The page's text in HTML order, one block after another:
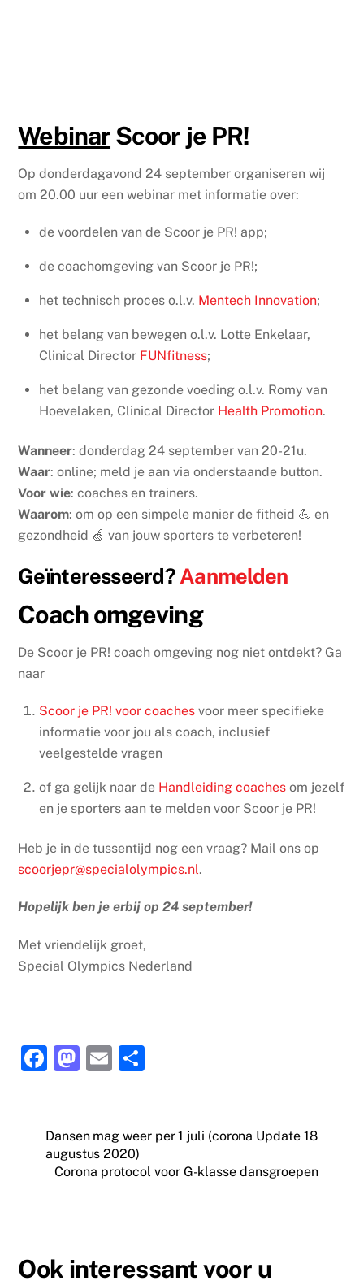
WebinarScoor je PR!
Op donderdagavond 24 september organiseren wij
om 20.00 uur een webinar met informatie over:
de voordelen van de Scoor je PR! app;
de coachomgeving van Scoor je PR!;
het technisch proces o.l.v. Mentech Innovation;
het belang van bewegen o.l.v. Lotte Enkelaar,
Clinical Director FUNfitness;
het belang van gezonde voeding o.l.v. Romy van
Hoevelaken, Clinical Director Health Promotion.
Wanneer: donderdag 24 september van 20-21u.
Waar: online; meld je aan via onderstaande button.
Voor wie: coaches en trainers.
Waarom: om op een simpele manier de fitheid 💪 en
gezondheid 🍏 van jouw sporters te verbeteren!
Geïnteresseerd? Aanmelden
Coach omgeving
De Scoor je PR! coach omgeving nog niet ontdekt? Ga
naar
Scoor je PR! voor coaches voor meer specifieke
informatie voor jou als coach, inclusief
veelgestelde vragen
of ga gelijk naar de Handleiding coaches om jezelf
en je sporters aan te melden voor Scoor je PR!
Heb je in de tussentijd nog een vraag? Mail ons op
scoorjepr@specialolympics.nl.
Hopelijk ben je erbij op 24 september!
Met vriendelijk groet,
Special Olympics Nederland
F
e
b
M
o
d
E
l
n
Dansen mag weer per 1 juli (corona Update 18
augustus 2020)
Corona protocol voor G-klasse dansgroepen
Ook interessant voor u